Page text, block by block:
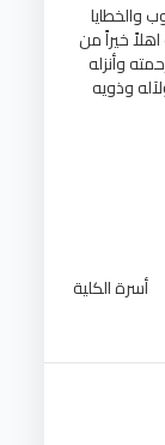
والخطايا
خيراً من
وأنزله
وذويه
أسرة الكلية